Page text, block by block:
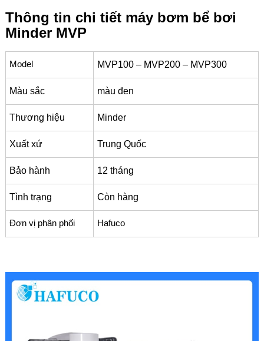
Thông tin chi tiết máy bơm bể bơi
Minder MVP
Model MVP100 – MVP200 – MVP300
Màu sắc màu đen
Thương hiệu Minder
Xuất xứ Trung Quốc
Bảo hành 12 tháng
Tình trạng Còn hàng
Đơn vị phân phối Hafuco